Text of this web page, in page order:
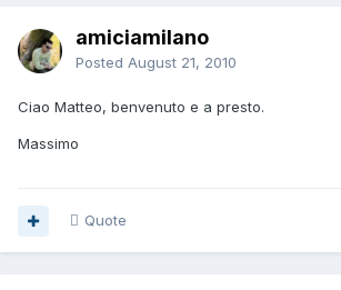
amiciamilano
Posted August 21, 2010
Ciao Matteo, benvenuto e a presto.
Massimo
Quote